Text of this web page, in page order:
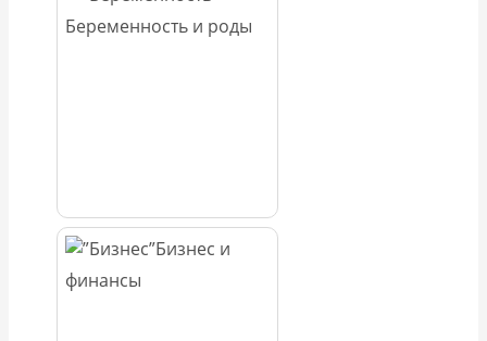
Беременность и роды
Бизнес и
финансы